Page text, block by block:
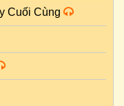
Cuối Cùng